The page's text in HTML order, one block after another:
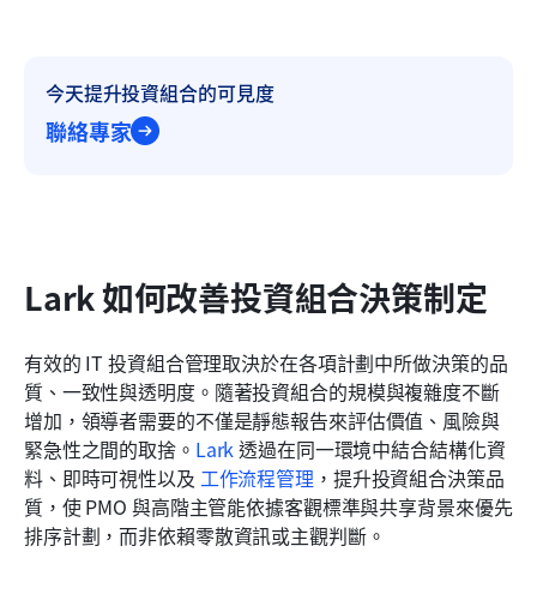
今天提升投資組合的可見度
聯絡專家
Lark 如何改善投資組合決策制定
有效的 IT 投資組合管理取決於在各項計劃中所做決策的品
質、一致性與透明度。隨著投資組合的規模與複雜度不斷
增加，領導者需要的不僅是靜態報告來評估價值、風險與
緊急性之間的取捨。 Lark 透過在同一環境中結合結構化資
料、即時可視性以及 工作流程管理 ，提升投資組合決策品
質，使 PMO 與高階主管能依據客觀標準與共享背景來優先
排序計劃，而非依賴零散資訊或主觀判斷。